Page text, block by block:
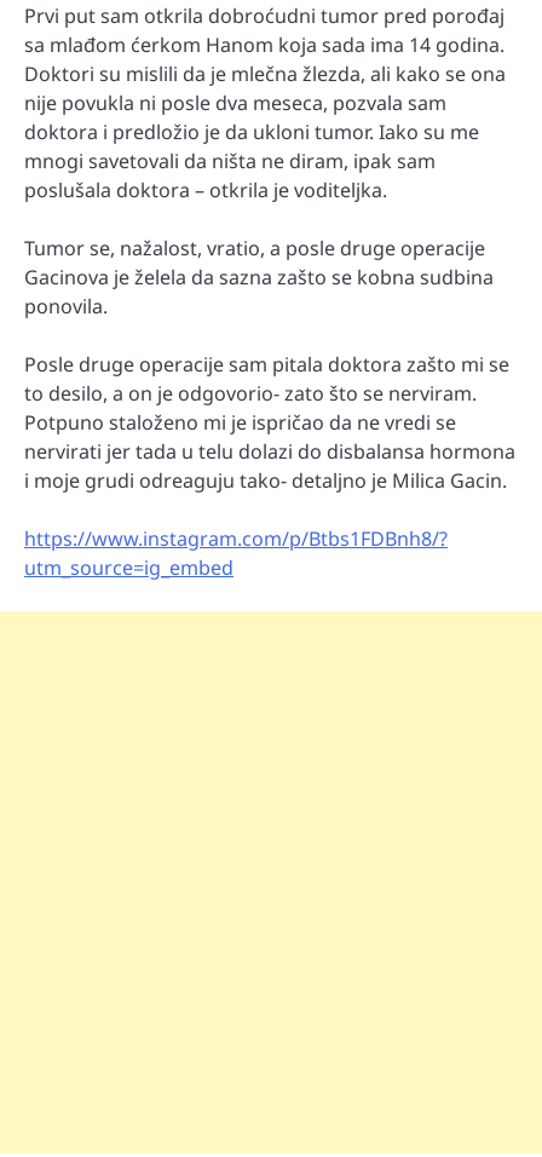
Prvi put sam otkrila dobroćudni tumor pred porođaj
sa mlađom ćerkom Hanom koja sada ima 14 godina.
Doktori su mislili da je mlečna žlezda, ali kako se ona
nije povukla ni posle dva meseca, pozvala sam
doktora i predložio je da ukloni tumor. Iako su me
mnogi savetovali da ništa ne diram, ipak sam
poslušala doktora – otkrila je voditeljka.
Tumor se, nažalost, vratio, a posle druge operacije
Gacinova je želela da sazna zašto se kobna sudbina
ponovila.
Posle druge operacije sam pitala doktora zašto mi se
to desilo, a on je odgovorio- zato što se nerviram.
Potpuno staloženo mi je ispričao da ne vredi se
nervirati jer tada u telu dolazi do disbalansa hormona
i moje grudi odreaguju tako- detaljno je Milica Gacin.
https://www.instagram.com/p/Btbs1FDBnh8/?
utm_source=ig_embed